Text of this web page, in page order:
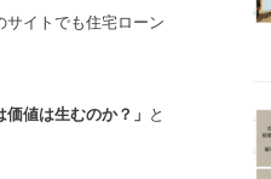
イトでも住宅ローン
価値は生むのか？」 と